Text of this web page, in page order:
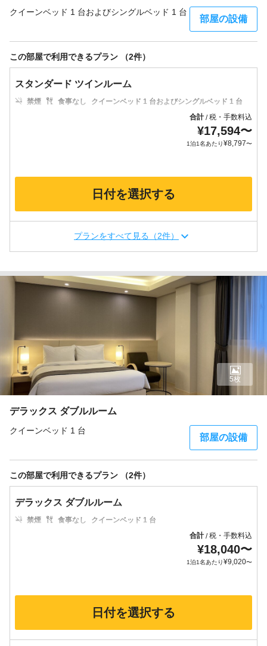
クイーンベッド 1 台およびシングルベッド 1 台
部屋の設備
この部屋で利用できるプラン （2件）
スタンダード ツインルーム
禁煙 食事なし
クイーンベッド 1 台およびシングルベッド 1 台
合計/税・手数料込
¥17,594〜
1泊1名あたり¥8,797〜
日付を選択する
プランをすべて見る（2件）
デラックス ダブルルーム
クイーンベッド 1 台
部屋の設備
5枚
この部屋で利用できるプラン （2件）
デラックス ダブルルーム
禁煙 食事なし
クイーンベッド 1 台
合計/税・手数料込
¥18,040〜
1泊1名あたり¥9,020〜
日付を選択する